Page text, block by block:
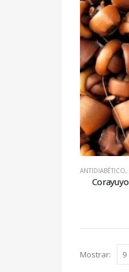
ANTIDIABÉTICO,
Corayuyo
Mostrar: